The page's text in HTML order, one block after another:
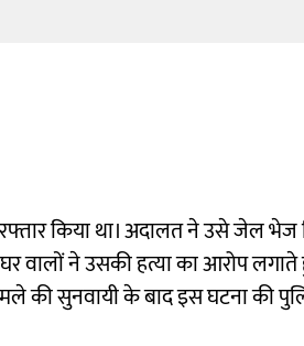
किया था। अदालत ने उसे जेल भेज
ने उसकी हत्या का आरोप लगाते
की सुनवायी के बाद इस घटना की